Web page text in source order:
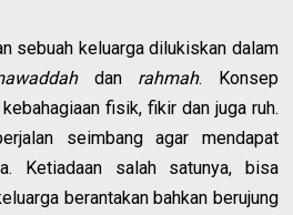
sebuah keluarga dilukiskan dalam
dan rahmah. Konsep
fisik, fikir dan juga ruh.
seimbang agar mendapat
Ketiadaan salah satunya, bisa
berantakan bahkan berujung